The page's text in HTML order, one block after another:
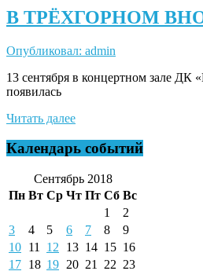
В ТРЁХГОРНОМ
Опубликовал: admin
13 сентября в концертном зале
появилась
Читать далее
Календарь событий
Сентябрь 2018
Пн Вт Ср Чт Пт Сб Вс
1
2
3
4 5 6 7 8
9
10 11 12 13 14 15 16
17 18 19 20 21 22 23